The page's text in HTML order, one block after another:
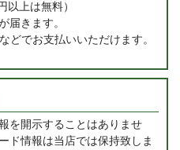
以上は無料）
届きます。
どでお支払いいただけます。
を開示することはありませ
ド情報は当店では保持致しま